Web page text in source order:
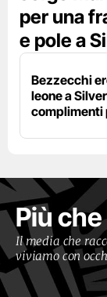
per una
e pole a
Bezzecchi
leone a
complimenti
Più
Il media che
viviamo con